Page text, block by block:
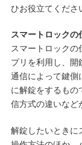
ひお役立てくださ
スマートロックの
スマートロックの
プリを利用し、
通信によって鍵側
に解錠をするもの
信方式の違いなど
解錠したいときに